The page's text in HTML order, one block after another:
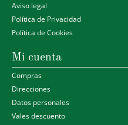
Aviso legal
Política de Privacidad
Política de Cookies
Mi cuenta
Compras
Direcciones
Datos personales
Vales descuento